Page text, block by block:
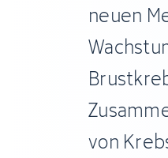
neuen
von